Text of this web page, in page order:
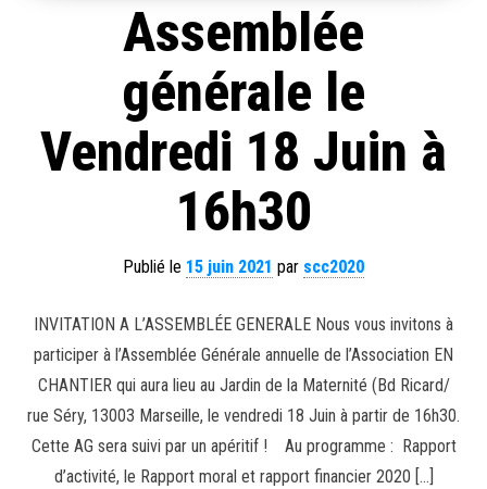
Assemblée
générale le
Vendredi 18 Juin à
16h30
Publié le 15 juin 2021 par scc2020
INVITATION A L’ASSEMBLÉE GENERALE Nous vous invitons à
participer à l’Assemblée Générale annuelle de l’Association EN
CHANTIER qui aura lieu au Jardin de la Maternité (Bd Ricard/
rue Séry, 13003 Marseille, le vendredi 18 Juin à partir de 16h30.
Cette AG sera suivi par un apéritif ! Au programme : Rapport
d’activité, le Rapport moral et rapport financier 2020 […]